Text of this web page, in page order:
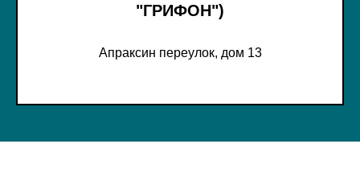
"ГРИФОН")
Апраксин переулок, дом 13